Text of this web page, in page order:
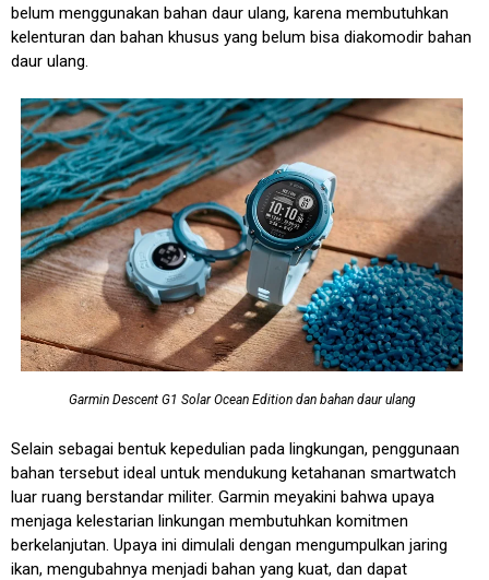
belum menggunakan bahan daur ulang, karena membutuhkan
kelenturan dan bahan khusus yang belum bisa diakomodir bahan
daur ulang.
Garmin Descent G1 Solar Ocean Edition dan bahan daur ulang
Selain sebagai bentuk kepedulian pada lingkungan, penggunaan
bahan tersebut ideal untuk mendukung ketahanan smartwatch
luar ruang berstandar militer. Garmin meyakini bahwa upaya
menjaga kelestarian linkungan membutuhkan komitmen
berkelanjutan. Upaya ini dimulali dengan mengumpulkan jaring
ikan, mengubahnya menjadi bahan yang kuat, dan dapat